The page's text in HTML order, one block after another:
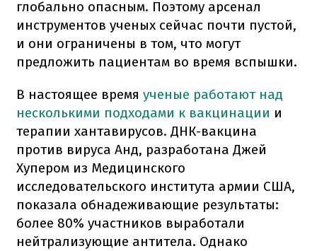
глобально опасным. Поэтому арсенал
инструментов ученых сейчас почти пустой,
и они ограничены в том, что могут
предложить пациентам во время вспышки.
В настоящее время ученые работают над
несколькими подходами к вакцинации и
терапии хантавирусов. ДНК-вакцина
против вируса Анд, разработана Джей
Хупером из Медицинского
исследовательского института армии США,
показала обнадеживающие результаты:
более 80% участников выработали
нейтрализующие антитела. Однако